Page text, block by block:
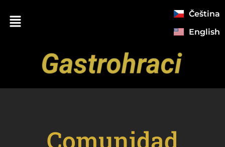
Čeština
English
Comunidad